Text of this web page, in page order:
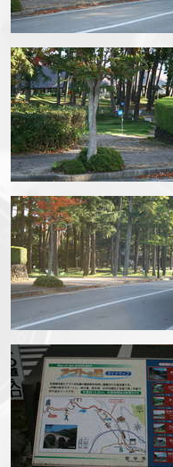
IMG_6985.JPG
IMG_6986.JPG
IMG_6989.JPG